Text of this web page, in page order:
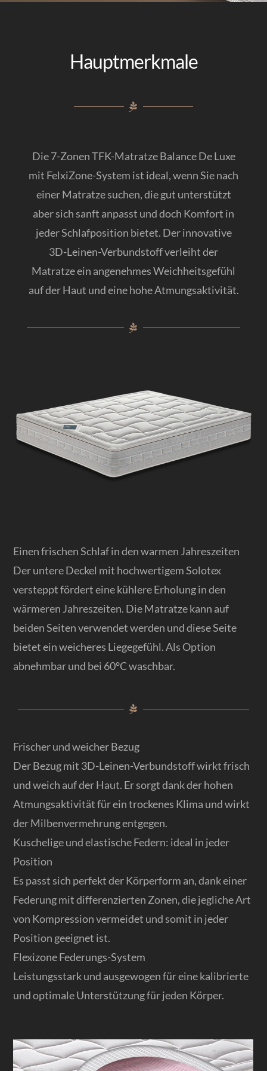
Kontakt
Hauptmerkmale
Die 7-Zonen TFK-Matratze Balance De Luxe
mit FelxiZone-System ist ideal, wenn Sie nach
einer Matratze suchen, die gut unterstützt
aber sich sanft anpasst und doch Komfort in
jeder Schlafposition bietet. Der innovative
3D-Leinen-Verbundstoff verleiht der
Matratze ein angenehmes Weichheitsgefühl
auf der Haut und eine hohe Atmungsaktivität.
Einen frischen Schlaf in den warmen Jahreszeiten
Der untere Deckel mit hochwertigem Solotex
versteppt fördert eine kühlere Erholung in den
wärmeren Jahreszeiten. Die Matratze kann auf
beiden Seiten verwendet werden und diese Seite
bietet ein weicheres Liegegefühl. Als Option
abnehmbar und bei 60°C waschbar.
Frischer und weicher Bezug
Der Bezug mit 3D-Leinen-Verbundstoff wirkt frisch
und weich auf der Haut. Er sorgt dank der hohen
Atmungsaktivität für ein trockenes Klima und wirkt
der Milbenvermehrung entgegen.
Kuschelige und elastische Federn: ideal in jeder
Position
Es passt sich perfekt der Körperform an, dank einer
Federung mit differenzierten Zonen, die jegliche Art
von Kompression vermeidet und somit in jeder
Position geeignet ist.
Flexizone Federungs-System
Leistungsstark und ausgewogen für eine kalibrierte
und optimale Unterstützung für jeden Körper.